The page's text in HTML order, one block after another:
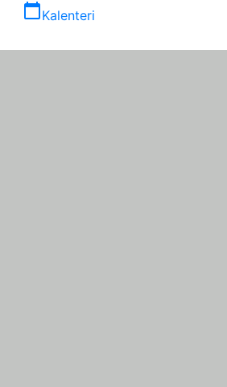
calendar_todayKalenteri